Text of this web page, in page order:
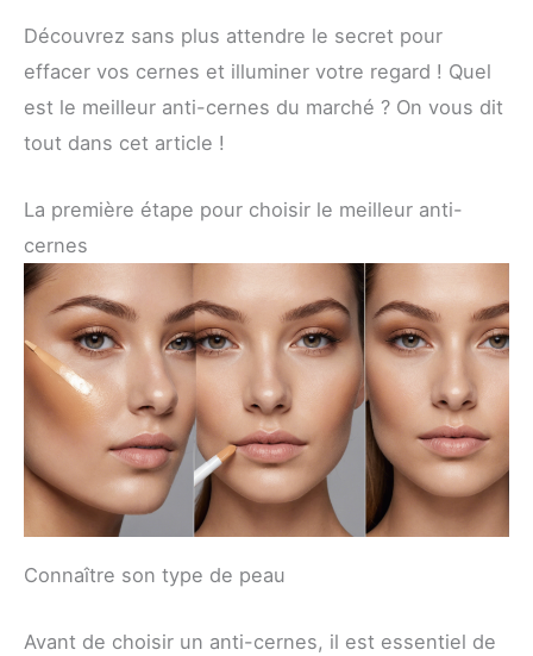
Découvrez sans plus attendre le secret pour
effacer vos cernes et illuminer votre regard ! Quel
est le meilleur anti-cernes du marché ? On vous dit
tout dans cet article !
La première étape pour choisir le meilleur anti-
cernes
Connaître son type de peau
Avant de choisir un anti-cernes, il est essentiel de